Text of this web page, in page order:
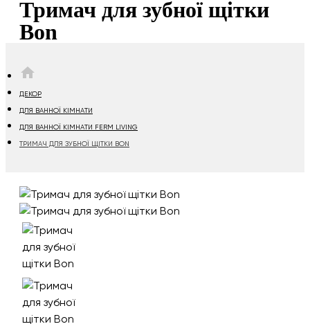
Тримач для зубної щітки
Bon
ДЕКОР
ДЛЯ ВАННОЇ КІМНАТИ
ДЛЯ ВАННОЇ КІМНАТИ FERM LIVING
ТРИМАЧ ДЛЯ ЗУБНОЇ ЩІТКИ BON